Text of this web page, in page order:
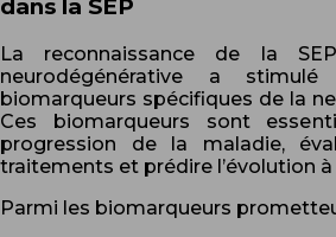
dans la SEP
La reconnaissance de la
neurodégénérative a
biomarqueurs spécifiques de la
Ces biomarqueurs sont
progression de la maladie,
traitements et prédire l’évolution
Parmi les biomarqueurs